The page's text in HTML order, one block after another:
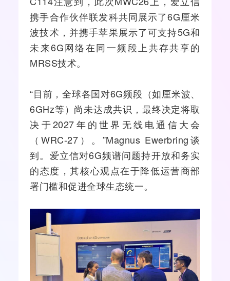
携手合作伙伴联发科共同展示了6G厘米
波技术，并携手苹果展示了可支持5G和
未来6G网络在同一频段上共存共享的
MRSS技术。
“目前，全球各国对6G频段（如厘米波、
6GHz等）尚未达成共识，最终决定将取
决于2027年的世界无线电通信大会
（WRC-27）。”Magnus Ewerbring谈
到。爱立信对6G频谱问题持开放和务实
的态度，其核心观点在于降低运营商部
署门槛和促进全球生态统一。